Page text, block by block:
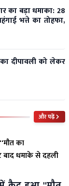
का बड़ा धमाका: 28
भत्ते का तोहफा,
दीपावली को लेकर
और पढ़ें